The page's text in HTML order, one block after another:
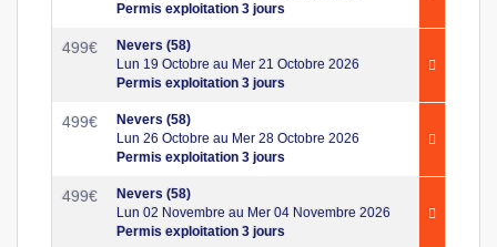
Permis exploitation 3 jours
499€
Nevers (58)
Lun 19 Octobre au Mer 21 Octobre 2026
Permis exploitation 3 jours
499€
Nevers (58)
Lun 26 Octobre au Mer 28 Octobre 2026
Permis exploitation 3 jours
499€
Nevers (58)
Lun 02 Novembre au Mer 04 Novembre 2026
Permis exploitation 3 jours